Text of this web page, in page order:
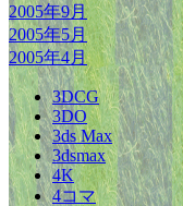
2005年9月
2005年5月
2005年4月
3DCG
3DO
3ds Max
3dsmax
4K
4コマ